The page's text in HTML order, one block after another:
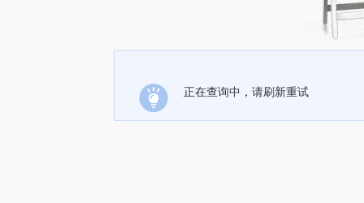
正在查询中，请刷新重试